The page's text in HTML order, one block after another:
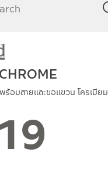
ร้อมสายและขอแขวน โครเมียม